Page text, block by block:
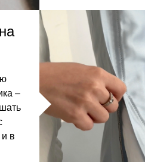
–
в